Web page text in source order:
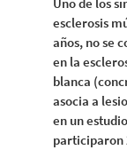
esclerosis
años, no se
en la
blanca
asocia a
en un
participaron